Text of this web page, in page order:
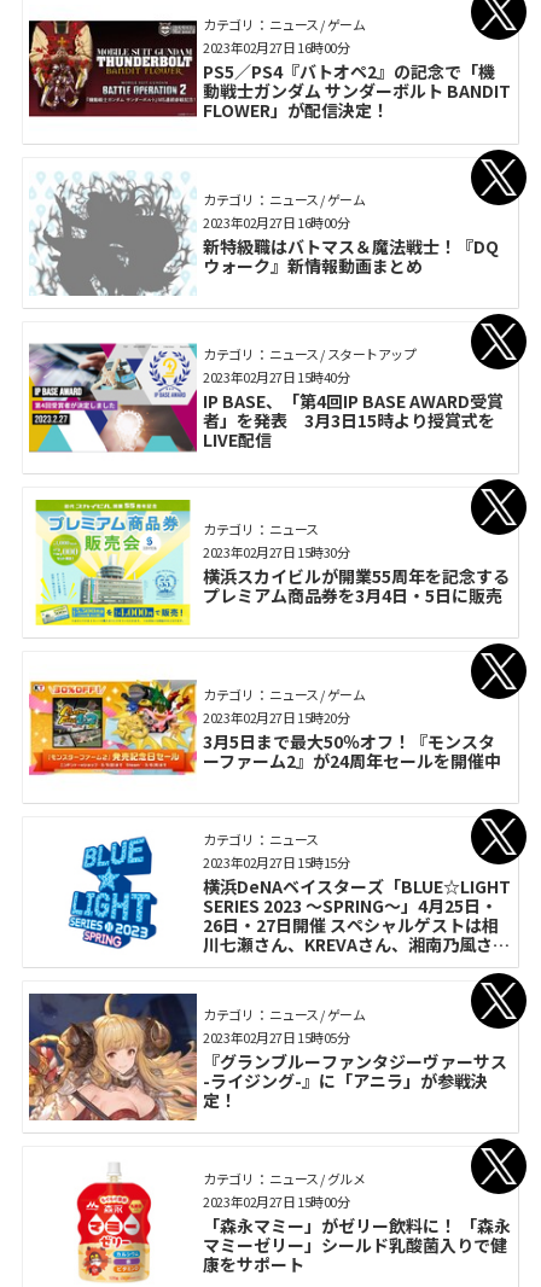
カテゴリ： ニュース / ゲーム
PS5／PS4『バトオペ2』の記念で「機
動戦士ガンダム サンダーボルト BANDIT
FLOWER」が配信決定！
2023年02月27日 16時00分
カテゴリ： ニュース / ゲーム
新特級職はバトマス＆魔法戦士！『DQ
ウォーク』新情報動画まとめ
2023年02月27日 16時00分
カテゴリ： ニュース / スタートアップ
IP BASE、「第4回IP BASE AWARD受賞
者」を発表 3月3日15時より授賞式を
LIVE配信
2023年02月27日 15時40分
カテゴリ： ニュース
横浜スカイビルが開業55周年を記念する
プレミアム商品券を3月4日・5日に販売
2023年02月27日 15時30分
カテゴリ： ニュース / ゲーム
3月5日まで最大50％オフ！『モンスタ
ーファーム2』が24周年セールを開催中
2023年02月27日 15時20分
カテゴリ： ニュース
横浜DeNAベイスターズ「BLUE☆LIGHT
SERIES 2023 〜SPRING〜」4月25日・
26日・27日開催 スペシャルゲストは相
川七瀬さん、KREVAさん、湘南乃風さん
に決定
2023年02月27日 15時15分
カテゴリ： ニュース / ゲーム
『グランブルーファンタジーヴァーサス
-ライジング-』に「アニラ」が参戦決
定！
2023年02月27日 15時05分
カテゴリ： ニュース / グルメ
「森永マミー」がゼリー飲料に！ 「森永
マミーゼリー」シールド乳酸菌入りで健
康をサポート
2023年02月27日 15時00分